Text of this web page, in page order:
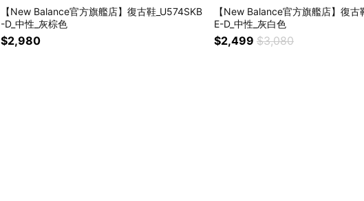
【New Balance官方旗艦店】復古鞋_U574SKB
-D_中性_灰棕色
$2,980
【New Balance官方旗艦店】復
E-D_中性_灰白色
$2,499 $3,080